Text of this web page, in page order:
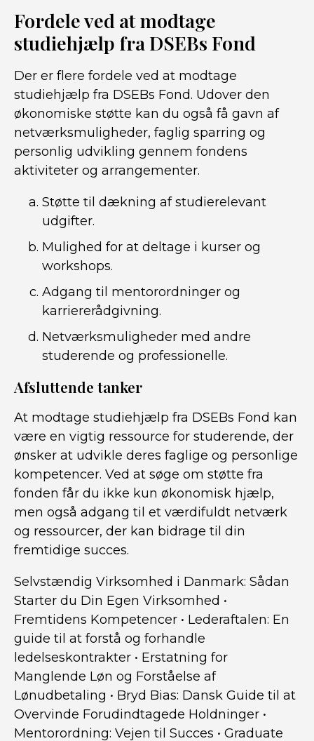
Fordele ved at modtage
studiehjælp fra DSEBs Fond
Der er flere fordele ved at modtage
studiehjælp fra DSEBs Fond. Udover den
økonomiske støtte kan du også få gavn af
netværksmuligheder, faglig sparring og
personlig udvikling gennem fondens
aktiviteter og arrangementer.
Støtte til dækning af studierelevant
udgifter.
Mulighed for at deltage i kurser og
workshops.
Adgang til mentorordninger og
karriererådgivning.
Netværksmuligheder med andre
studerende og professionelle.
Afsluttende tanker
At modtage studiehjælp fra DSEBs Fond kan
være en vigtig ressource for studerende, der
ønsker at udvikle deres faglige og personlige
kompetencer. Ved at søge om støtte fra
fonden får du ikke kun økonomisk hjælp,
men også adgang til et værdifuldt netværk
og ressourcer, der kan bidrage til din
fremtidige succes.
Selvstændig Virksomhed i Danmark: Sådan
Starter du Din Egen Virksomhed •
Fremtidens Kompetencer • Lederaftalen: En
guide til at forstå og forhandle
ledelseskontrakter • Erstatning for
Manglende Løn og Forståelse af
Lønudbetaling • Bryd Bias: Dansk Guide til at
Overvinde Forudindtagede Holdninger •
Mentorordning: Vejen til Succes • Graduate